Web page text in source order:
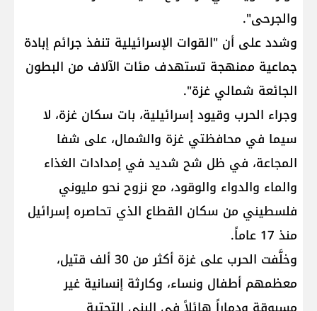
والجرحى".
وشدد على أن "القوات الإسرائيلية تنفذ جرائم إبادة
جماعية ممنهجة تستهدف مئات الآلاف من البطون
الجائعة شمالي غزة".
وجراء الحرب وقيود إسرائيلية، بات سكان غزة، لا
سيما في محافظتي غزة والشمال، على شفا
المجاعة، في ظل شح شديد في إمدادات الغذاء
والماء والدواء والوقود، مع نزوح نحو مليوني
فلسطيني من سكان القطاع الذي تحاصره إسرائيل
منذ 17 عاماً.
وخلَّفت الحرب على غزة أكثر من 30 ألف قتيل،
معظمهم أطفال ونساء، وكارثة إنسانية غير